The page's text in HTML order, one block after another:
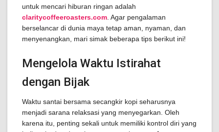
untuk mencari hiburan ringan adalah
claritycoffeeroasters.com . Agar pengalaman
berselancar di dunia maya tetap aman, nyaman, dan
menyenangkan, mari simak beberapa tips berikut ini!
Mengelola Waktu Istirahat
dengan Bijak
Waktu santai bersama secangkir kopi seharusnya
menjadi sarana relaksasi yang menyegarkan. Oleh
karena itu, penting sekali untuk memiliki kontrol diri yang